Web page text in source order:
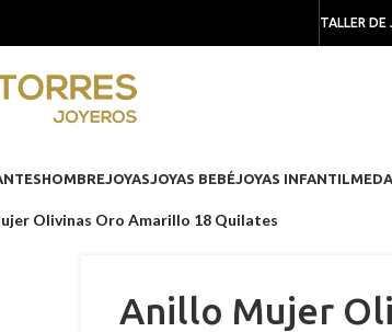
TALLER DE
HOMBREJOYASJOYAS BEBÉJOYAS INFANTIL
Olivinas Oro Amarillo 18 Quilates
Anillo Mujer